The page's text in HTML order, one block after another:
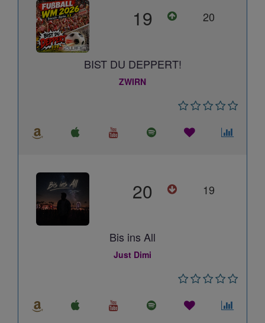
19 20
BIST DU DEPPERT!
ZWIRN
20 19
Bis ins All
Just Dimi